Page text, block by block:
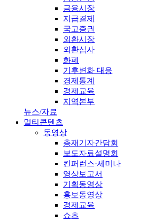
금융시장
지급결제
국고증권
외환시장
외환심사
화폐
기후변화 대응
경제통계
경제교육
지역본부
뉴스/자료
멀티콘텐츠
동영상
총재기자간담회
보도자료설명회
컨퍼런스·세미나
영상보고서
기획동영상
홍보동영상
경제교육
쇼츠